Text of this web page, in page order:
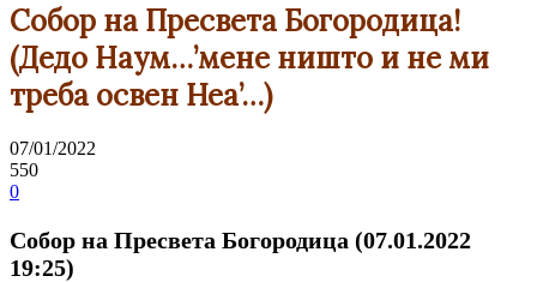
Собор на Пресвета Богородица!
(Дедо Наум…’мене ништо и не ми
треба освен Неа’…)
07/01/2022
550
0
Собор на Пресвета Богородица (07.01.2022
19:25)